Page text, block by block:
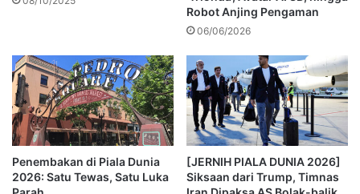
Robot Anjing Pengaman
06/06/2026
Penembakan di Piala Dunia
2026: Satu Tewas, Satu Luka
[JERNIH PIALA DUNIA 2026]
Siksaan dari Trump, Timnas